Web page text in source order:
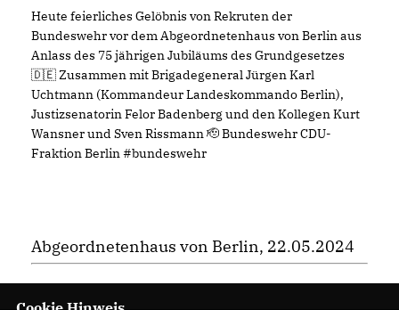
Heute feierliches Gelöbnis von Rekruten der
Bundeswehr vor dem Abgeordnetenhaus von Berlin aus
Anlass des 75 jährigen Jubiläums des Grundgesetzes
🇩🇪 Zusammen mit Brigadegeneral Jürgen Karl
Uchtmann (Kommandeur Landeskommando Berlin),
Justizsenatorin Felor Badenberg und den Kollegen Kurt
Wansner und Sven Rissmann 🫡 Bundeswehr CDU-
Fraktion Berlin #bundeswehr
Abgeordnetenhaus von Berlin, 22.05.2024